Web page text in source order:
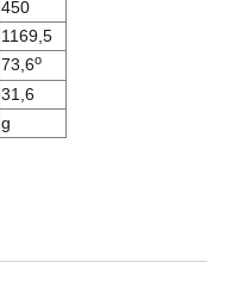
450
1169,5
73,6o
31,6
g